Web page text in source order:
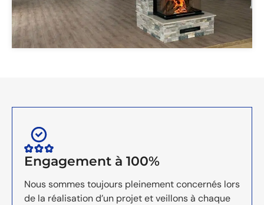
Engagement à 100%
Nous sommes toujours pleinement concernés lors
de la réalisation d’un projet et veillons à chaque